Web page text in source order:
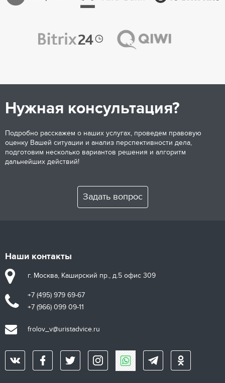
Нужная консультация?
Подробно расскажем о наших услугах, проведем правовую
оценку Вашей ситуации и анализ перспективности дела,
подготовим несколько вариантов решения и алгоритм
дальнейших действий!
Задать вопрос
Наши контакты
г. Москва, Каширский пр., д.5 офис 309
+7 (495) 979 69-67
+7 (966) 099 09-11
frolov_v@uristadvice.ru